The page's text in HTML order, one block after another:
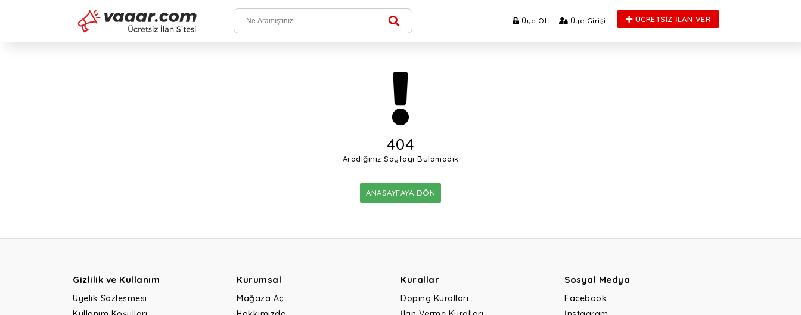
ÜCRETSİZ İLAN VER
Üye Ol Üye Girişi
404
Aradığınız Sayfayı Bulamadık
ANASAYFAYA DÖN
Gizlilik ve Kullanım
Üyelik Sözleşmesi
Kurumsal
Mağaza Aç
Kurallar
Doping Kuralları
Sosyal Medya
Facebook